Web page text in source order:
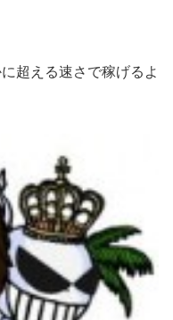
超える速さで稼げるよ